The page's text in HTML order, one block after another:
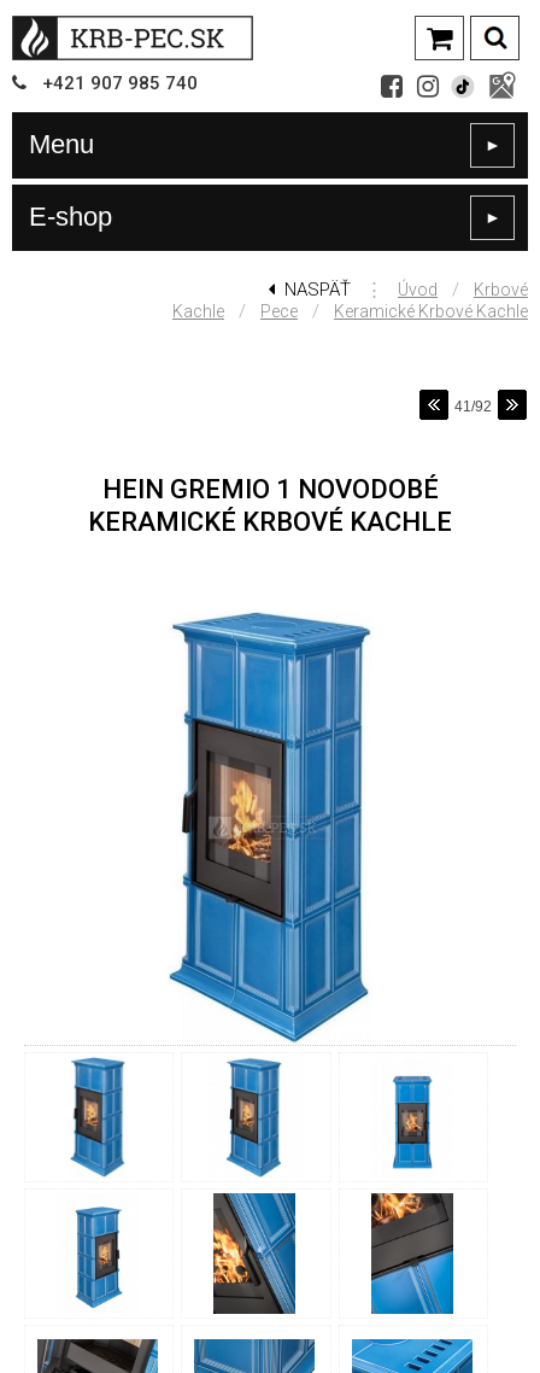
+421 907 985 740
Menu ►
E-shop ►
NASPÄŤ ⋮ Úvod /
Krbové
Kachle
/ Pece / Keramické Krbové Kachle
41/92
HEIN GREMIO 1 NOVODOBÉ
KERAMICKÉ KRBOVÉ KACHLE